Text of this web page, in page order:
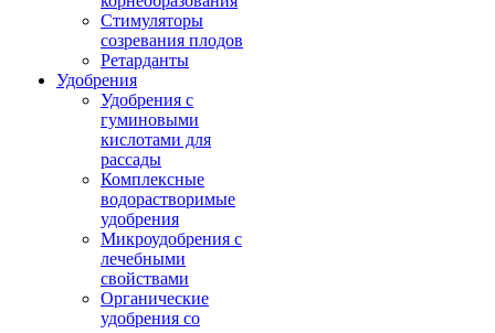
Стимуляторы
созревания плодов
Ретарданты
Удобрения
Удобрения с
гуминовыми
кислотами для
рассады
Комплексные
водорастворимые
удобрения
Микроудобрения с
лечебными
свойствами
Органические
удобрения со